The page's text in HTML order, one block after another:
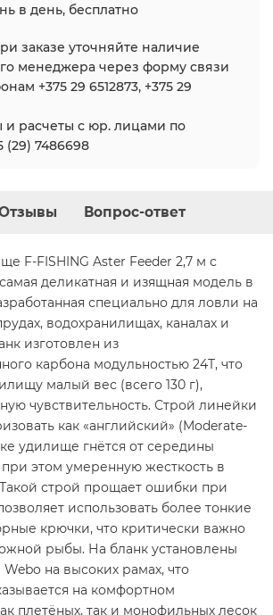
в день, бесплатно
заказе уточняйте наличие
менеджера через форму связи
+375 29 6512873, +375 29
расчеты с юр. лицами по
(29) 7486698
Вопрос-ответ
F-FISHING Aster Feeder 2,7 м с
деликатная и изящная модель в
специально для ловли на
водохранилищах, каналах и
изготовлен из
карбона модульностью 24T, что
малый вес (всего 130 г),
чувствительность. Строй линейки
как «английский» (Moderate-
удилище гнётся от середины
при этом умеренную жесткость в
строй прощает ошибки при
использовать более тонкие
крючки, что критически важно
рыбы. На бланк установлены
на высоких рамах, что
на комфортном
плетёных, так и монофильных лесок